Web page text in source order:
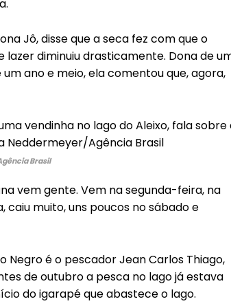
Jô, disse que a seca fez com que o
diminuiu drasticamente. Dona de
ano e meio, ela comentou que, agora,
Brasil
vem gente. Vem na segunda-feira, na
caiu muito, uns poucos no sábado e
é o pescador Jean Carlos Thiago,
de outubro a pesca no lago já estava
do igarapé que abastece o lago.